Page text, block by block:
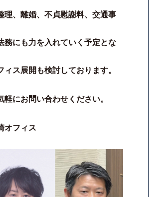
理、離婚、不貞慰謝料、交通事
務にも力を入れていく予定とな
ス展開も検討しております。
にお問い合わせください。
オフィス